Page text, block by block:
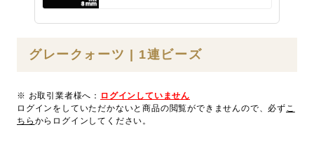
グレークォーツ | 1連ビーズ
※ お取引業者様へ： ログインしていません
ログインをしていただかないと商品の閲覧ができませんので、必ずこ
ちら からログインしてください。